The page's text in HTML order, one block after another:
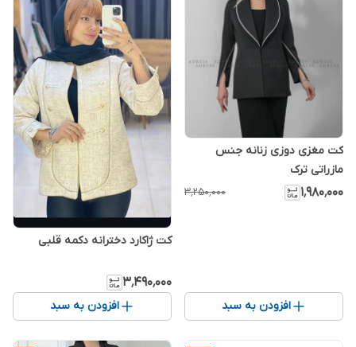
کت مغزی دوزی زنانه جنس
مازراتی ترک
۱٬۹۸۰٬۰۰۰ ۳٬۲۵۰٬۰۰۰
افزودن به سبد
کت ژاکارد دخترانه دکمه قلبی
۳٬۴۹۰٬۰۰۰
افزودن به سبد